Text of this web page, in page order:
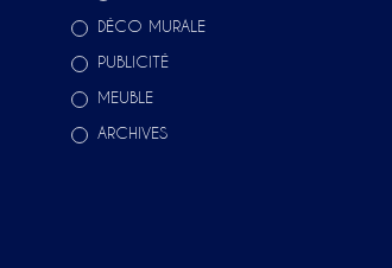
DÉCO MURALE
PUBLICITÉ
MEUBLE
ARCHIVES